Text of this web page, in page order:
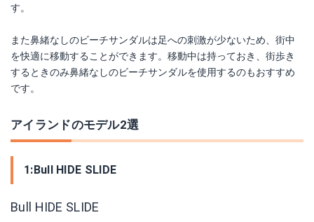
す。
また鼻緒なしのビーチサンダルは足への刺激が少ないため、街中
を快適に移動することができます。移動中は持っておき、街歩き
するときのみ鼻緒なしのビーチサンダルを使用するのもおすすめ
です。
アイランドのモデル2選
1:Bull HIDE SLIDE
Bull HIDE SLIDE